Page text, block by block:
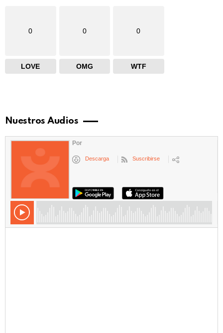
0
LOVE
0
OMG
0
WTF
Nuestros Audios